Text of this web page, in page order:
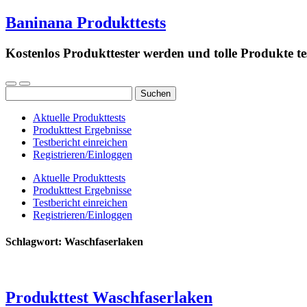
Baninana Produkttests
Kostenlos Produkttester werden und tolle Produkte
nach:
Aktuelle Produkttests
Produkttest Ergebnisse
Testbericht einreichen
Registrieren/Einloggen
Aktuelle Produkttests
Produkttest Ergebnisse
Testbericht einreichen
Registrieren/Einloggen
Schlagwort: Waschfaserlaken
Produkttest Waschfaserlaken